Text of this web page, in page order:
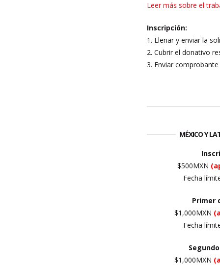
Leer más sobre el
Inscripción:
1. Llenar y enviar la
2. Cubrir el donativo
3. Enviar
MÉXICO Y
$500MXN
Fecha
Primer
$1,000MXN
Fecha
$1,000MXN